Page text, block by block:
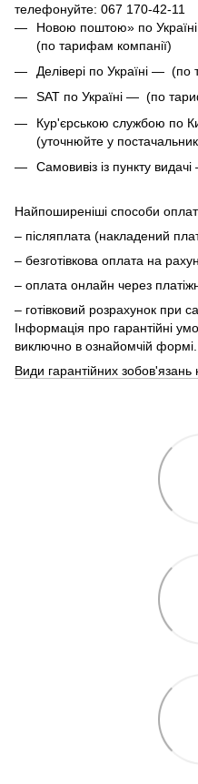
телефонуйте: 067 170-42-11
Новою поштою» по Україні
(по тарифам компанії)
Делівері по Україні — (по
SAT по Україні — (по
Кур'єрською службою по
(уточнюйте у
Самовивіз із пункту
Найпоширеніші способи
– післяплата (накладений
– безготівкова оплата на
– оплата онлайн через
– готівковий розрахунок при
Інформація про гарантійні
виключно в ознайомчій формі.
Види гарантійних зобов'язань